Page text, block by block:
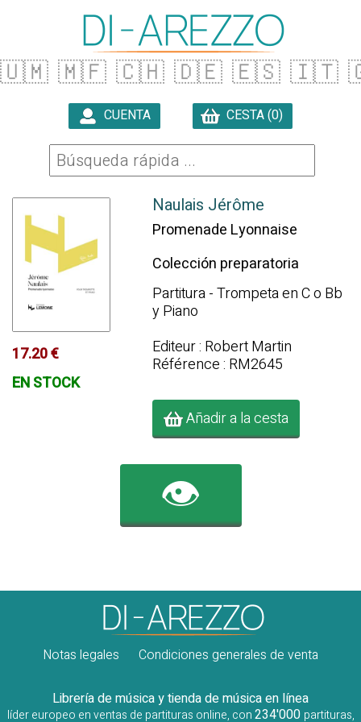
🇺🇲 🇲🇫 🇨🇭 🇩🇪 🇪🇸 🇮🇹
CUENTA CESTA (0)
17.20 €
EN STOCK
Naulais Jérôme
Promenade Lyonnaise
Colección preparatoria
Partitura - Trompeta en C o Bb
y Piano
Editeur : Robert Martin
Référence : RM2645
Añadir a la cesta
👁️
Notas legales Condiciones generales de venta
Librería de música y tienda de música en línea
líder europeo en ventas de partituras online, con234'000 partituras,